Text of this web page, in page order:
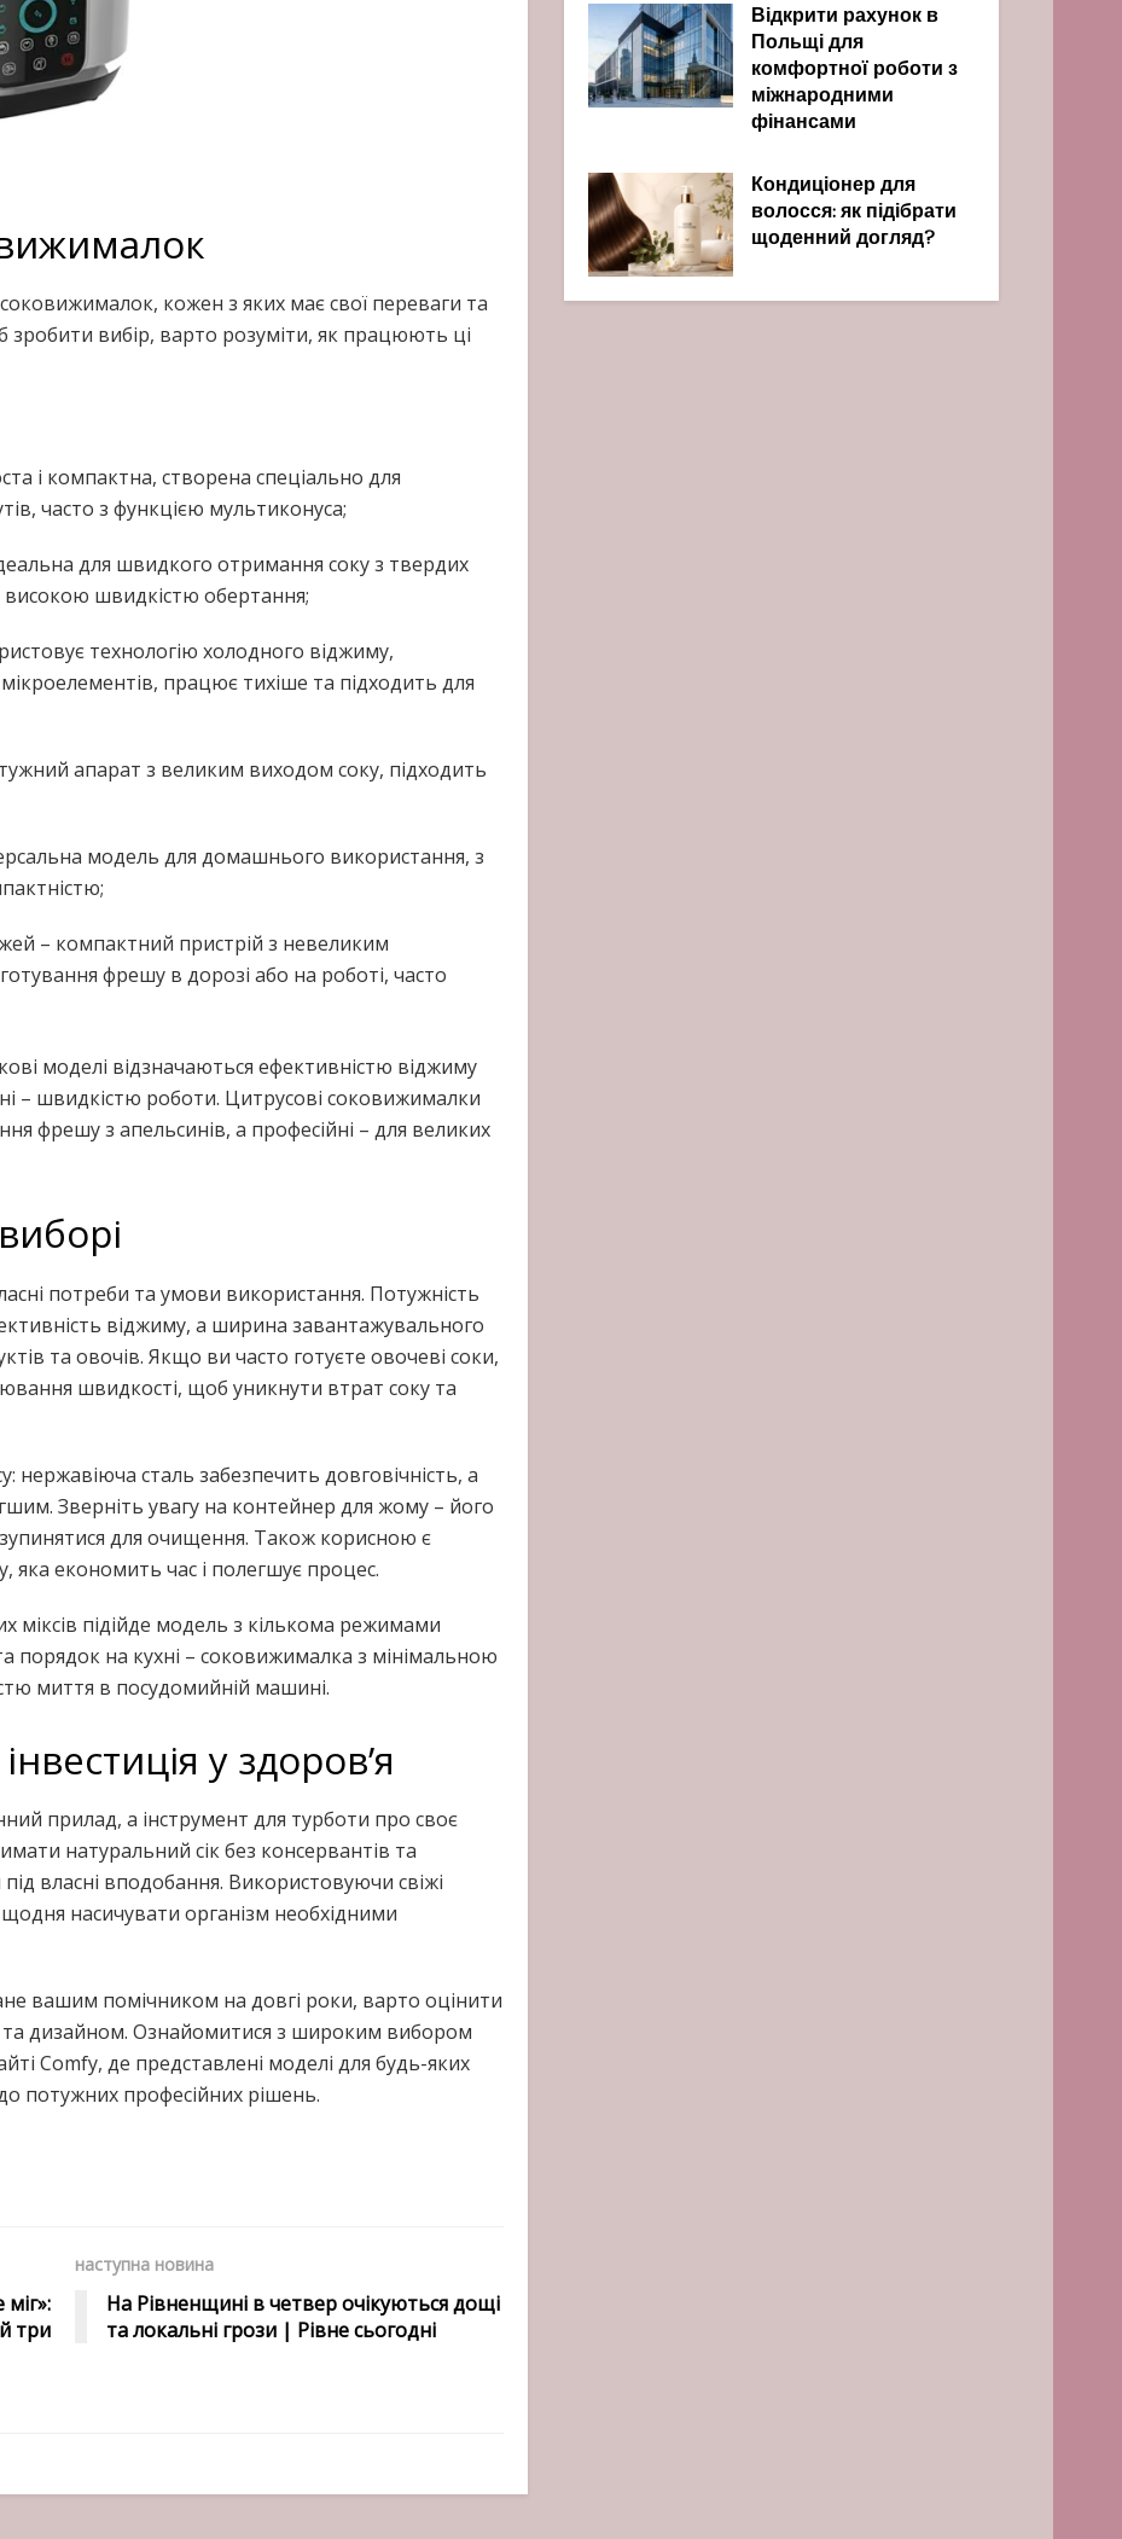
кожен з яких має свої переваги та
зробити вибір, варто розуміти, як працюють ці
і компактна, створена спеціально для
часто з функцією мультиконуса;
для швидкого отримання соку з твердих
високою швидкістю обертання;
технологію холодного віджиму,
працює тихіше та підходить для
апарат з великим виходом соку, підходить
модель для домашнього використання, з
– компактний пристрій з невеликим
фрешу в дорозі або на роботі, часто
моделі відзначаються ефективністю віджиму
– швидкістю роботи. Цитрусові соковижималки
фрешу з апельсинів, а професійні – для великих
потреби та умови використання. Потужність
віджиму, а ширина завантажувального
та овочів. Якщо ви часто готуєте овочеві соки,
швидкості, щоб уникнути втрат соку та
сталь забезпечить довговічність, а
Зверніть увагу на контейнер для жому – його
для очищення. Також корисною є
яка економить час і полегшує процес.
міксів підійде модель з кількома режимами
порядок на кухні – соковижималка з мінімальною
миття в посудомийній машині.
у здоров’я
прилад, а інструмент для турботи про своє
натуральний сік без консервантів та
власні вподобання. Використовуючи свіжі
насичувати організм необхідними
вашим помічником на довгі роки, варто оцінити
та дизайном. Ознайомитися з широким вибором
Comfy, де представлені моделі для будь-яких
потужних професійних рішень.
три
наступна новина
На Рівненщині в четвер очікуються дощі
та локальні грози | Рівне сьогодні
Відкрити рахунок в
Польщі для
комфортної роботи з
міжнародними
фінансами
Кондиціонер для
волосся: як підібрати
щоденний догляд?